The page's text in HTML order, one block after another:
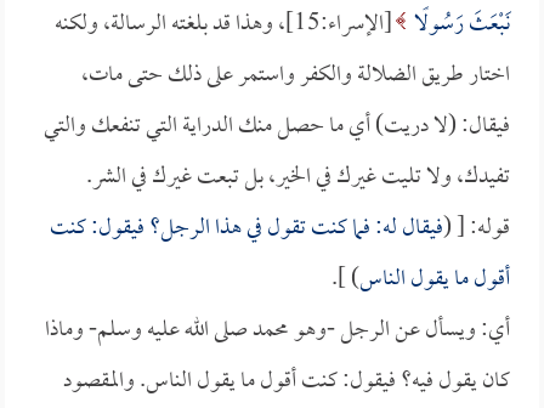
نَبْعَثَ رَسُولًا
[الإسراء:15]، وهذا قد بلغته الرسالة، ولكنه
اختار طريق الضلالة والكفر واستمر على ذلك حتى مات،
فيقال: (لا دريت) أي ما حصل منك الدراية التي تنفعك والتي
تفيدك، ولا تليت غيرك في الخير، بل تبعت غيرك في الشر.
قوله: [ (فيقال له: فما كنت تقول في هذا الرجل؟ فيقول: كنت
أقول ما يقول الناس) ].
أي: ويسأل عن الرجل -وهو محمد صلى الله عليه وسلم- وماذا
كان يقول فيه؟ فيقول: كنت أقول ما يقول الناس. والمقصود